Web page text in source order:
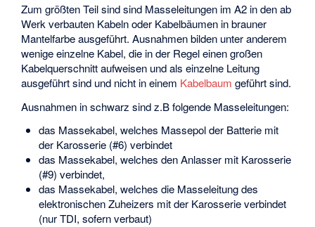
Zum größten Teil sind sind Masseleitungen im A2 in den ab
Werk verbauten Kabeln oder Kabelbäumen in brauner
Mantelfarbe ausgeführt. Ausnahmen bilden unter anderem
wenige einzelne Kabel, die in der Regel einen großen
Kabelquerschnitt aufweisen und als einzelne Leitung
ausgeführt sind und nicht in einem Kabelbaum geführt sind.
Ausnahmen in schwarz sind z.B folgende Masseleitungen:
das Massekabel, welches Massepol der Batterie mit
der Karosserie (#6) verbindet
das Massekabel, welches den Anlasser mit Karosserie
(#9) verbindet,
das Massekabel, welches die Masseleitung des
elektronischen Zuheizers mit der Karosserie verbindet
(nur TDI, sofern verbaut)